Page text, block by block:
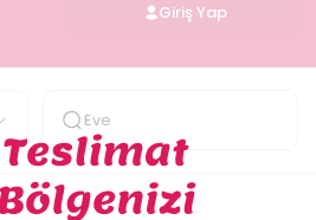
Giriş Yap